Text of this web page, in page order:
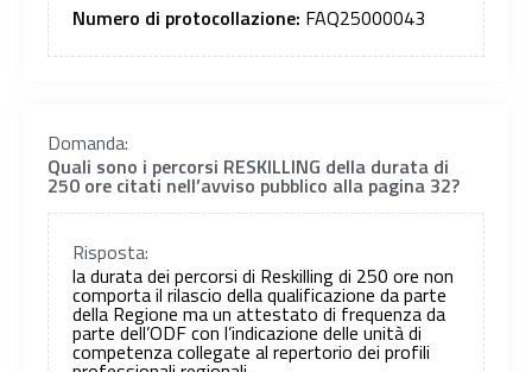
Numero di protocollazione: FAQ25000043
Domanda:
Quali sono i percorsi RESKILLING della durata di
250 ore citati nell’avviso pubblico alla pagina 32?
Risposta:
la durata dei percorsi di Reskilling di 250 ore non
comporta il rilascio della qualificazione da parte
della Regione ma un attestato di frequenza da
parte dell’ODF con l’indicazione delle unità di
competenza collegate al repertorio dei profili